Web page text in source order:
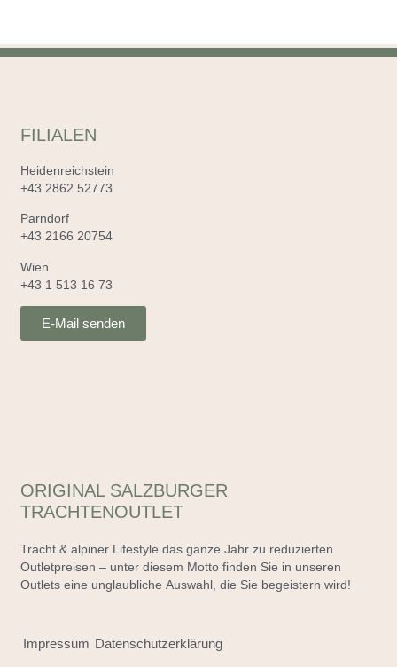
ORIGINAL SALZBURGER
TRACHTENOUTLET
Tracht & alpiner Lifestyle das ganze Jahr zu reduzierten
Outletpreisen – unter diesem Motto finden Sie in unseren
Outlets eine unglaubliche Auswahl, die Sie begeistern wird!
Impressum Datenschutzerklärung
FILIALEN
Heidenreichstein
+43 2862 52773
Parndorf
+43 2166 20754
Wien
+43 1 513 16 73
E-Mail senden